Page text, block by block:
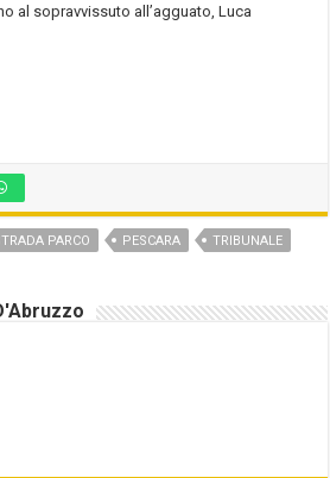
al sopravvissuto all’agguato, Luca
PARCO PESCARA TRIBUNALE